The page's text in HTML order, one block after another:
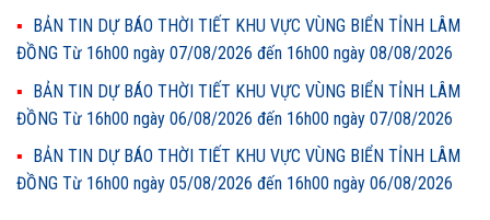
BẢN TIN DỰ BÁO THỜI TIẾT KHU VỰC VÙNG BIỂN TỈNH LÂM
ĐỒNG Từ 16h00 ngày 07/08/2026 đến 16h00 ngày 08/08/2026
BẢN TIN DỰ BÁO THỜI TIẾT KHU VỰC VÙNG BIỂN TỈNH LÂM
ĐỒNG Từ 16h00 ngày 06/08/2026 đến 16h00 ngày 07/08/2026
BẢN TIN DỰ BÁO THỜI TIẾT KHU VỰC VÙNG BIỂN TỈNH LÂM
ĐỒNG Từ 16h00 ngày 05/08/2026 đến 16h00 ngày 06/08/2026